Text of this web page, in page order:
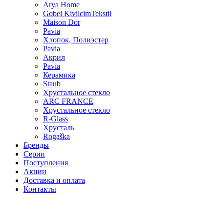
Arya Home
Gobel KivilcimTekstil
Maison Dor
Pavia
Хлопок, Полиэстер
Pavia
Акрил
Pavia
Керамика
Staub
Хрустальное стекло
ARC FRANCE
Хрустальное стекло
R-Glass
Хрусталь
Rogaška
Бренды
Серии
Поступления
Акции
Доставка и оплата
Контакты